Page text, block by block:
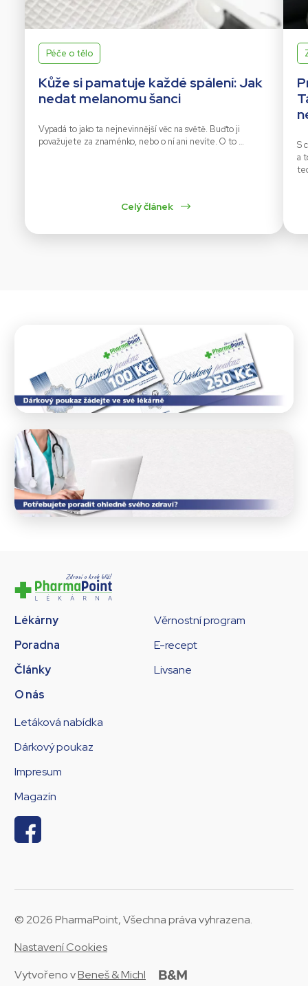
Péče o tělo
Kůže si pamatuje každé spálení: Jak
nedat melanomu šanci
Vypadá to jako ta nejnevinnější věc na světě. Buďto ji
považujete za znaménko, nebo o ní ani nevíte. O to …
Celý článek
S
a
Lékárny
Poradna
Články
O nás
Věrnostní program
E-recept
Livsane
Letáková nabídka
Dárkový poukaz
Impresum
Magazín
© 2026 PharmaPoint, Všechna práva vyhrazena.
Nastavení Cookies
Vytvořeno vBeneš & Michl